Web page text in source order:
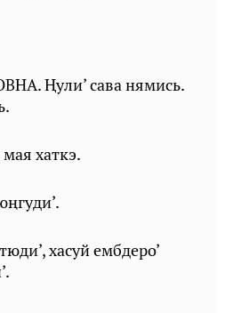
Ңули’ сава нямись.
хаткэ.
хасуй ембдеро’